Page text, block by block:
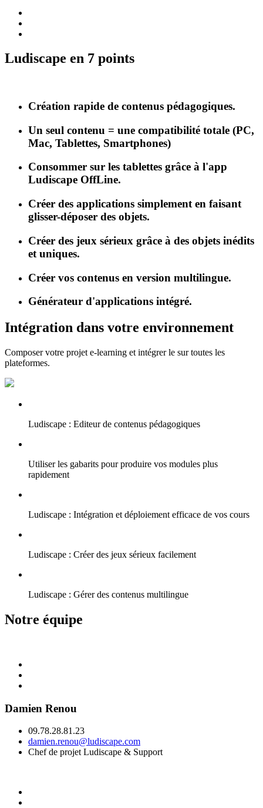
Ludiscape en 7 points
Création rapide de contenus pédagogiques.
Un seul contenu = une compatibilité totale (PC,
Mac, Tablettes, Smartphones)
Consommer sur les tablettes grâce à l'app
Ludiscape OffLine.
Créer des applications simplement en faisant
glisser-déposer des objets.
Créer des jeux sérieux grâce à des objets inédits
et uniques.
Créer vos contenus en version multilingue.
Générateur d'applications intégré.
Intégration dans votre environnement
Composer votre projet e-learning et intégrer le sur toutes les
plateformes.
Ludiscape : Editeur de contenus pédagogiques
Utiliser les gabarits pour produire vos modules plus
rapidement
Ludiscape : Intégration et déploiement efficace de vos cours
Ludiscape : Créer des jeux sérieux facilement
Ludiscape : Gérer des contenus multilingue
Notre équipe
Damien Renou
09.78.28.81.23
damien.renou@ludiscape.com
Chef de projet Ludiscape & Support